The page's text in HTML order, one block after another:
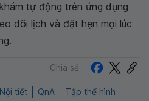
tự động trên ứng dụng
dõi lịch và đặt hẹn mọi lúc
Chia sẻ
Nội tiết QnA Tập thể hình